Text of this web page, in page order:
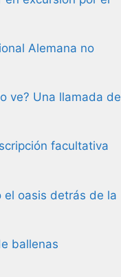
Alemana no
ve? Una llamada de
facultativa
el oasis detrás de la
ballenas